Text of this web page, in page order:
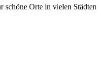
schöne Orte in vielen Städten